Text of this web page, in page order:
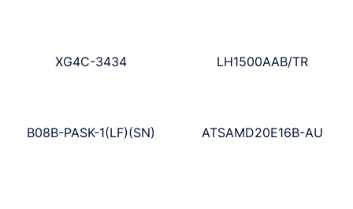
XG4C-3434 LH1500AAB/TR
B08B-PASK-1(LF)(SN) ATSAMD20E16B-AU